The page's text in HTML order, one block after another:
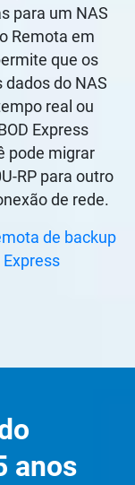
para um NAS
Remota em
que os
do NAS
real ou
Express
pode migrar
RP para outro
de rede.
de backup
anos